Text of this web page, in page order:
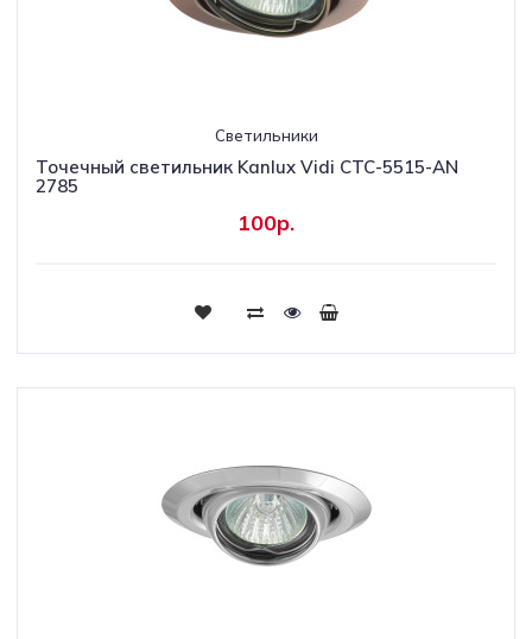
Светильники
Точечный светильник Kanlux Vidi CTC-5515-AN
2785
100р.